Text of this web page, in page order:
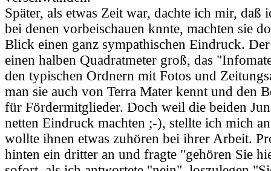
Später, als etwas Zeit war, dachte ich mir, daß
bei denen vorbeischauen knnte, machten sie
Blick einen ganz sympathischen Eindruck.
einen halben Quadratmeter groß, das
den typischen Ordnern mit Fotos und
man sie auch von Terra Mater kennt und den
für Fördermitglieder. Doch weil die beiden
netten Eindruck machten ;-), stellte ich mich
wollte ihnen etwas zuhören bei ihrer Arbeit.
hinten ein dritter an und fragte "gehören Sie